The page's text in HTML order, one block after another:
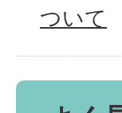
ついて